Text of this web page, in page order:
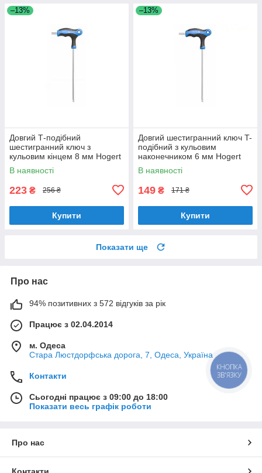
–13%
Довгий Т-подібний
шестигранний ключ з
кульовим кінцем 8 мм Hogert
Torx (HT1W858)
В наявності
223 ₴ 256 ₴
Купити
–13%
Довгий шестигранний ключ T-
подібний з кульовим
наконечником 6 мм Hogert
HT1W856
В наявності
149 ₴ 171 ₴
Купити
Показати ще
Про нас
94% позитивних з 572 відгуків за рік
Працює з 02.04.2014
м. Одеса
Стара Люстдорфська дорога, 7, Одеса, Україна
Контакти
Сьогодні працює з 09:00 до 18:00
Показати весь графік роботи
Про нас
КНОПКА
ЗВ'ЯЗКУ